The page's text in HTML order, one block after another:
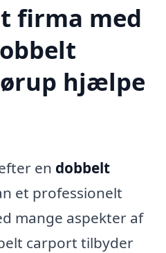
firma med
hjælpe
en dobbelt
et professionelt
mange aspekter af
carport tilbyder